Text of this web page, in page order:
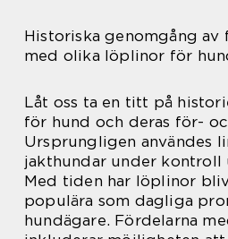
Historiska genomgång av
med olika löplinor för
Låt oss ta en titt på
för hund och deras för-
Ursprungligen användes
jakthundar under
Med tiden har löplinor
populära som dagliga
hundägare. Fördelarna